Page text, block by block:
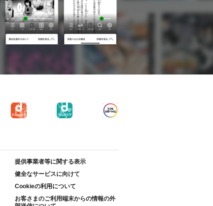
提供事業者等に関する表示
健全なサービスに向けて
Cookieの利用について
お客さまのご利用端末からの情報の外